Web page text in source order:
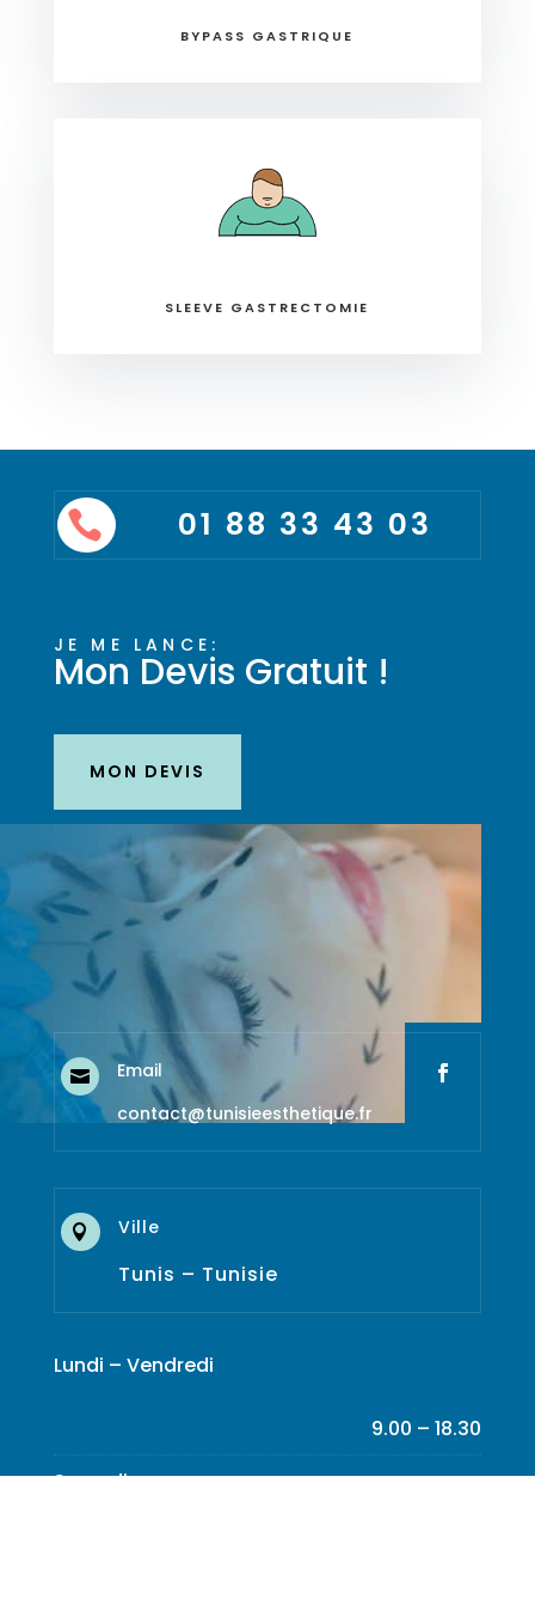
BYPASS GASTRIQUE
SLEEVE GASTRECTOMIE
 01 88 33 43 03
JE ME LANCE:
Mon Devis Gratuit !
MON DEVIS

Email
contact@tunisieesthetique.fr
 Ville
Tunis – Tunisie
Lundi – Vendredi
9.00 – 18.30
Samedi